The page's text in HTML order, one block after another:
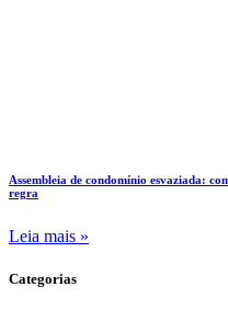
Assembleia de condomínio esvaziada:
regra
Leia mais »
Categorias